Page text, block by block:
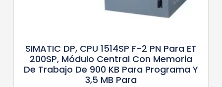
SIMATIC DP, CPU 1514SP F-2 PN Para ET
200SP, Módulo Central Con Memoria
De Trabajo De 900 KB Para Programa Y
3,5 MB Para